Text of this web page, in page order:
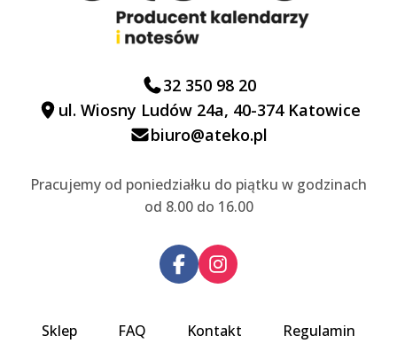
32 350 98 20
ul. Wiosny Ludów 24a, 40-374 Katowice
biuro@ateko.pl
Pracujemy od poniedziałku do piątku w godzinach
od 8.00 do 16.00
Sklep FAQ Kontakt Regulamin